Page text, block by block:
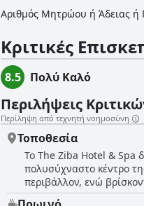
Αριθμός Μητρώου ή Άδειας ή
Κριτικές
8.5 Πολύ Καλό
Περιλήψεις
Περίληψη από τεχνητή νοημοσύνη
Τοποθεσία
Το The Ziba Hotel & Spa
πολυσύχναστο κέντρο
περιβάλλον, ενώ
όμορφο περιβάλλον, το